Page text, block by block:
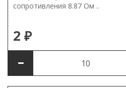
сопротивления 8.87 Ом ..
2 ₽